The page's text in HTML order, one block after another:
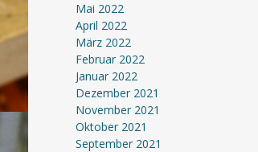
Mai 2022
April 2022
März 2022
Februar 2022
Januar 2022
Dezember 2021
November 2021
Oktober 2021
September 2021